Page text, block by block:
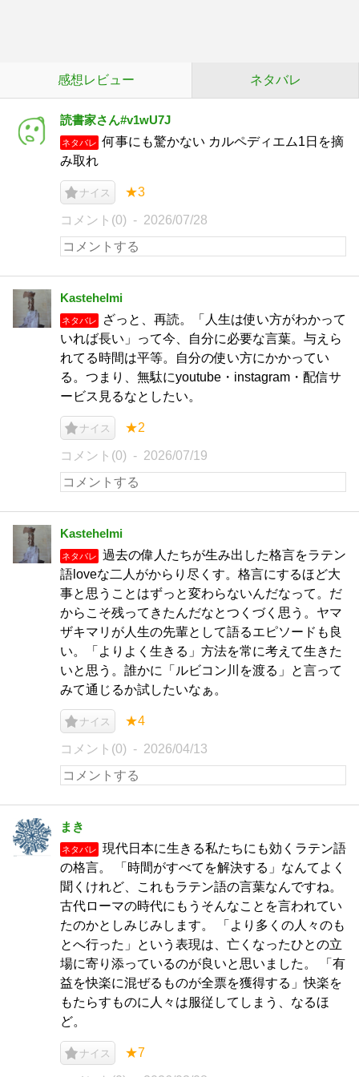
感想レビュー ネタバレ
読書家さん#v1wU7J
ネタバレ
何事にも驚かない カルペディエム1日を摘
み取れ
ナイス ★3
コメント(0) 2026/07/28
Kastehelmi
ネタバレ
ざっと、再読。「人生は使い方がわかって
いれば長い」って今、自分に必要な言葉。与えら
れてる時間は平等。自分の使い方にかかってい
る。つまり、無駄にyoutube・instagram・配信サ
ービス見るなとしたい。
ナイス ★2
コメント(0) 2026/07/19
Kastehelmi
ネタバレ
過去の偉人たちが生み出した格言をラテン
語loveな二人がからり尽くす。格言にするほど大
事と思うことはずっと変わらないんだなって。だ
からこそ残ってきたんだなとつくづく思う。ヤマ
ザキマリが人生の先輩として語るエピソードも良
い。「よりよく生きる」方法を常に考えて生きた
いと思う。誰かに「ルビコン川を渡る」と言って
みて通じるか試したいなぁ。
ナイス ★4
コメント(0) 2026/04/13
まき
ネタバレ
現代日本に生きる私たちにも効くラテン語
の格言。 「時間がすべてを解決する」なんてよく
聞くけれど、これもラテン語の言葉なんですね。
古代ローマの時代にもうそんなことを言われてい
たのかとしみじみします。 「より多くの人々のも
とへ行った」という表現は、亡くなったひとの立
場に寄り添っているのが良いと思いました。 「有
益を快楽に混ぜるものが全票を獲得する」快楽を
もたらすものに人々は服従してしまう、なるほ
ど。
ナイス ★7